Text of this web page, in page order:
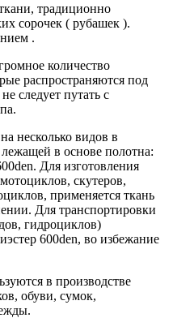
традиционно
сорочек ( рубашек ).
.
количество
распространяются под
следует путать с
несколько видов в
в основе полотна:
Для изготовления
скутеров,
применяется ткань
Для транспортировки
гидроциклов)
600den, во избежание
в производстве
обуви, сумок,